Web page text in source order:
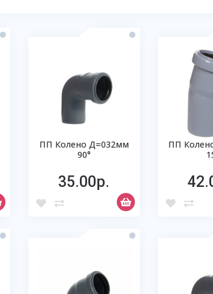
ПП Колено Д=032мм
90°
35.00р.
ПП